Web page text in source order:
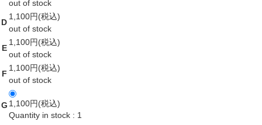
out of stock
D
1,100円(税込)
out of stock
E
1,100円(税込)
out of stock
F
1,100円(税込)
out of stock
G 1,100円(税込)
Quantity in stock : 1